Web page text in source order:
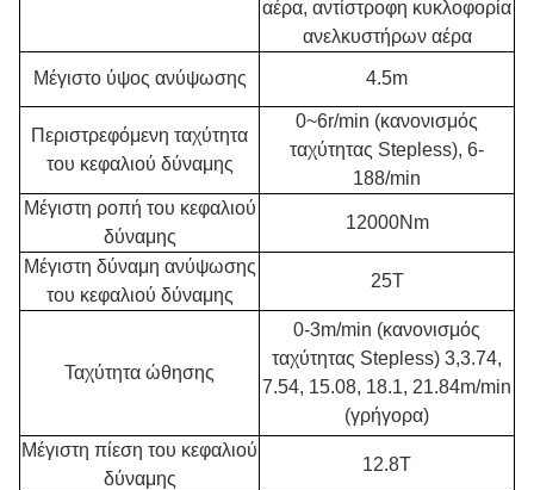
αέρα, αντίστροφη κυκλοφορία
ανελκυστήρων αέρα
Μέγιστο ύψος ανύψωσης 4.5m
Περιστρεφόμενη ταχύτητα
του κεφαλιού δύναμης
0~6r/min (κανονισμός
ταχύτητας Stepless), 6-
188/min
Μέγιστη ροπή του κεφαλιού
δύναμης
12000Nm
Μέγιστη δύναμη ανύψωσης
του κεφαλιού δύναμης
25T
Ταχύτητα ώθησης
0-3m/min (κανονισμός
ταχύτητας Stepless) 3,3.74,
7.54, 15.08, 18.1, 21.84m/min
(γρήγορα)
Μέγιστη πίεση του κεφαλιού
δύναμης
12.8T